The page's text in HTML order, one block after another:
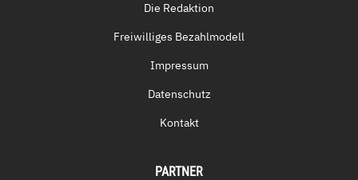
Die Redaktion
Freiwilliges Bezahlmodell
Impressum
Datenschutz
Kontakt
PARTNER